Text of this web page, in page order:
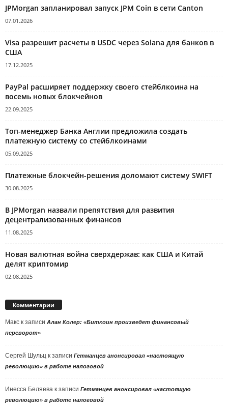
JPMorgan запланировал запуск JPM Coin в сети Canton
07.01.2026
Visa разрешит расчеты в USDC через Solana для банков в
США
17.12.2025
PayPal расширяет поддержку своего стейблкоина на
восемь новых блокчейнов
22.09.2025
Топ-менеджер Банка Англии предложила создать
платежную систему со стейблкоинами
05.09.2025
Платежные блокчейн-решения доломают систему SWIFT
30.08.2025
В JPMorgan назвали препятствия для развития
децентрализованных финансов
11.08.2025
Новая валютная война сверхдержав: как США и Китай
делят криптомир
02.08.2025
Комментарии
Макс к записи Алан Колер: «Биткоин произведет финансовый
переворот»
Сергей Шульц к записи Гетманцев анонсировал «настоящую
революцию» в работе налоговой
Инесса Беляева к записи Гетманцев анонсировал «настоящую
революцию» в работе налоговой